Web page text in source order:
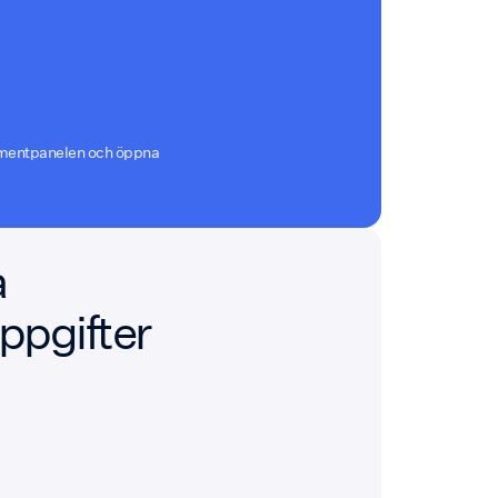
och öppna